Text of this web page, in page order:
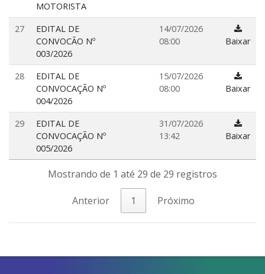
MOTORISTA
27
EDITAL DE
CONVOCÃO Nº
003/2026
14/07/2026
08:00
Baixar
28
EDITAL DE
CONVOCAÇÃO Nº
004/2026
15/07/2026
08:00
Baixar
29
EDITAL DE
CONVOCAÇÃO Nº
005/2026
31/07/2026
13:42
Baixar
Mostrando de 1 até 29 de 29 registros
Anterior 1 Próximo